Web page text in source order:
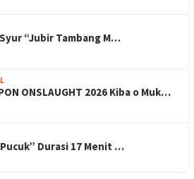
“Jubir Tambang M…
ONSLAUGHT 2026 Kiba o Muk…
Durasi 17 Menit …